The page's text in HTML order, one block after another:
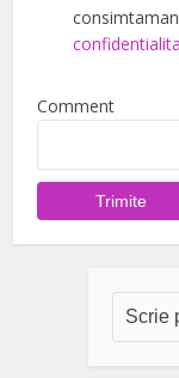
Comment
Trimite